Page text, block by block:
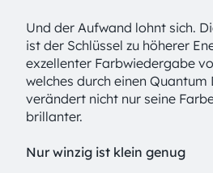
Und der Aufwand lohnt sich.
ist der Schlüssel zu höherer
exzellenter Farbwiedergabe
welches durch einen
verändert nicht nur seine
brillanter.
Nur winzig ist klein genug